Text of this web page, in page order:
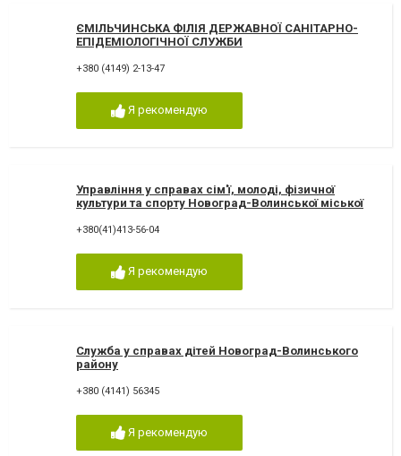
ЄМІЛЬЧИНСЬКА ФІЛІЯ ДЕРЖАВНОЇ САНІТАРНО-
ЕПІДЕМІОЛОГІЧНОЇ СЛУЖБИ
+380 (4149) 2-13-47
Я рекомендую
Управління у справах сім'ї, молоді, фізичної
культури та спорту Новоград-Волинської міської
+380(41)413-56-04
Я рекомендую
Служба у справах дітей Новоград-Волинського
району
+380 (4141) 56345
Я рекомендую